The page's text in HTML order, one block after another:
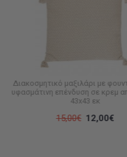
Διακοσμητικό μαξιλάρι με
υφασμάτινη επένδυση σε κρεμ
43x43 εκ
15,00€ 12,00€